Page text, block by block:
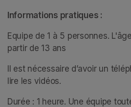
Informations pratiques :
Equipe de 1 à 5 personnes.
partir de 13 ans
Il est nécessaire d’avoir un
lire les vidéos.
Durée : 1 heure. Une équipe